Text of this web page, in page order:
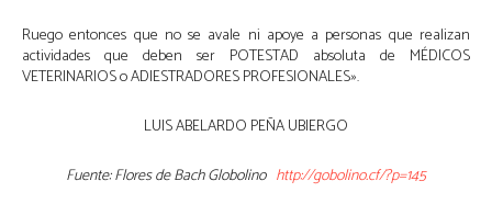
Ruego entonces que no se avale ni apoye a personas que realizan
actividades que deben ser POTESTAD absoluta de MÉDICOS
VETERINARIOS o ADIESTRADORES PROFESIONALES».
LUIS ABELARDO PEÑA UBIERGO
Fuente: Flores de Bach Globolino http://gobolino.cf/?p=145